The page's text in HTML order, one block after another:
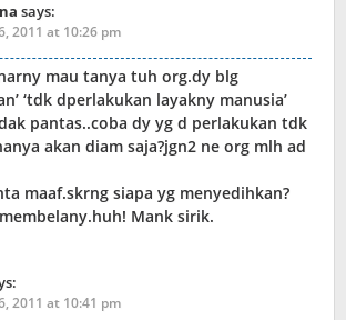
says:
2011 at 10:26 pm
mau tanya tuh org.dy blg
‘tdk dperlakukan layakny manusia’
pantas..coba dy yg d perlakukan tdk
akan diam saja?jgn2 ne org mlh ad
maaf.skrng siapa yg menyedihkan?
Mank sirik.
2011 at 10:41 pm